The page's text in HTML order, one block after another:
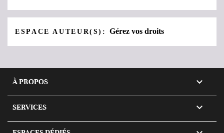
ESPACE AUTEUR(S):Gérez vos droits
À PROPOS 
SERVICES 